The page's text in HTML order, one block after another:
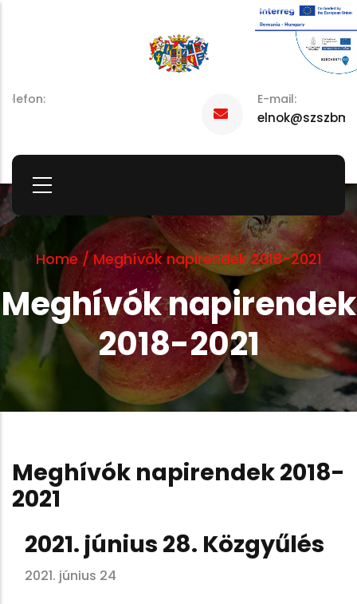
Home / Meghívók napirendek 2018-2021
Meghívók napirendek
2018-2021
Meghívók napirendek 2018-
2021
2021. június 28. Közgyűlés
2021. június 24